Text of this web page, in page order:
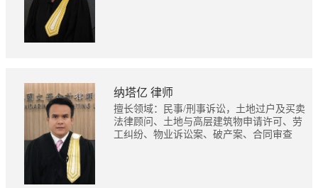
纳塔亿 律师
擅长领域：民事/刑事诉讼，土地过户及买卖
法律顾问、土地与高层建筑物申请许可、劳
工纠纷、物业诉讼案、破产案、合同审查